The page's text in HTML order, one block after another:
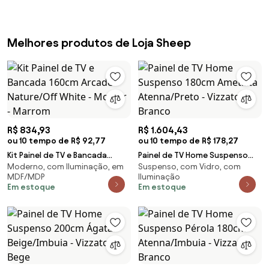
Melhores produtos de Loja Sheep
R$ 834,93
ou 10 tempo de R$ 92,77
Kit Painel de TV e Bancada
160cm Arcade Nature/Off
White - Mobler - Marrom
Moderno, com Iluminação, em
MDF/MDP
Em estoque
R$ 1.604,43
ou 10 tempo de R$ 178,27
Painel de TV Home Suspenso
180cm Ametista Atenna/Preto -
Vizzato - Branco
Suspenso, com Vidro, com
Iluminação
Em estoque